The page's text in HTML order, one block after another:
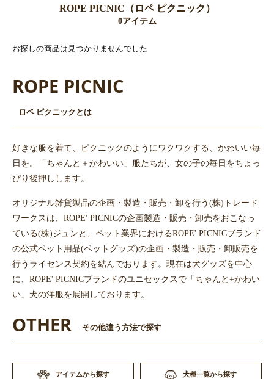
ROPE PICNIC（ロペ ピクニック）
0アイテム
お探しの商品は見つかりませんでした
ROPE PICNIC
ロペ ピクニックとは
好きな服を着て、ピクニックのようにワクワクする、かわいい毎
日を。「ちゃんと＋かわいい」服たちが、女の子の毎日をちょっ
ぴり後押しします。
オリジナル雑貨製品の企画・製造・販売・卸を行う(株)トレード
ワークスは、ROPE' PICNICの企画製造・販売・卸売をおこなっ
ている(株)ジュンと、ペット業界におけるROPE' PICNICブランド
の公式ペット用品(ペットグッズ)の企画・製造・販売・卸販売を
行うライセンス契約を結んでおります。現在は犬グッズを中心
に、ROPE' PICNICブランドのユニセックスで「ちゃんと+かわい
い」犬の洋服を展開しております。
OTHER その他違う方法で探す
アイテムから探す 犬種一覧から探す